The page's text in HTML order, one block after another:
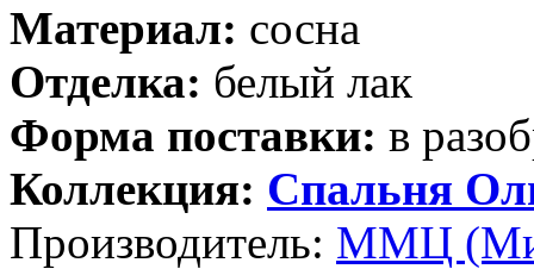
Материал: сосна
Отделка: белый лак
Форма поставки: в
Коллекция: Спальня
Производитель: ММЦ